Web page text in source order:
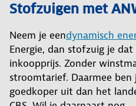
Stofzuigen met
Neem je eendynamisch
Energie, dan stofzuig je
inkoopprijs. Zonder
stroomtarief. Daarmee
goedkoper uit dan het